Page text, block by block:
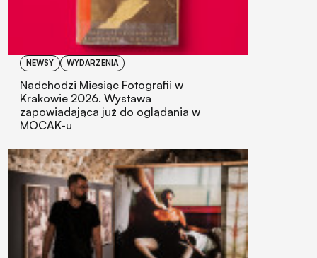
NEWSY WYDARZENIA
Nadchodzi Miesiąc Fotografii w
Krakowie 2026. Wystawa
zapowiadająca już do oglądania w
MOCAK-u